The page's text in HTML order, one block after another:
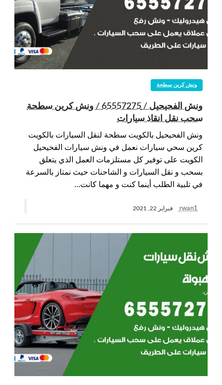
ونش كرين سطحة
ونش الفحيحيل / 65557275 / ونش كرين سطحة
سحب نقل انقاذ سيارات
ونش الفحيحيل بالكويت سطحة لنقل السيارات بالكويت
كرين سحي سيارات نعمل في ونش سيارات الفحيحيل
الكويت على توفير كل مستلزمات العمل الذي يتعلق
بسحب و نقل السيارات و الشاحنات حيث نمتاز بالسرعة
في تلبية الطلب أينما كنت و مهما كانت…
rwan1 فبراير 22, 2021